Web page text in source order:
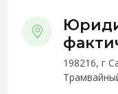
198216, г